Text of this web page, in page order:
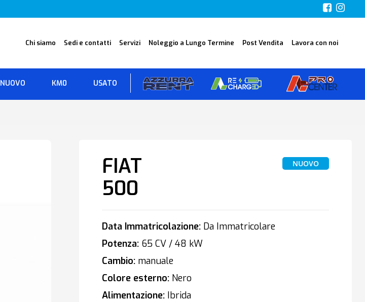
Chi siamo Sedi e contatti Servizi Noleggio a Lungo Termine Post Vendita Lavora con noi
NUOVO KM0 USATO
FIAT
500
NUOVO
Data Immatricolazione:Da Immatricolare
Potenza:65 CV / 48 kW
Cambio:manuale
Colore esterno:Nero
Alimentazione:Ibrida